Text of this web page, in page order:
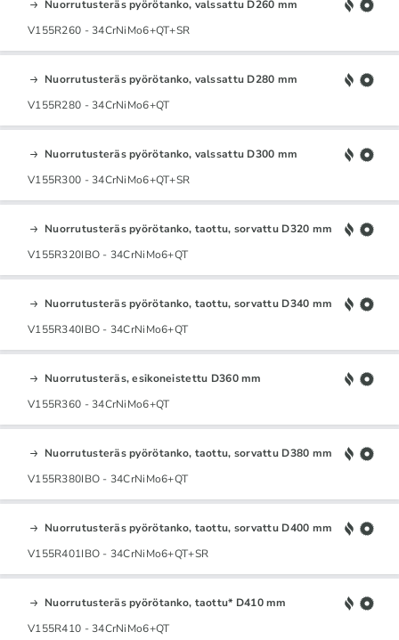
Nuorrutusteräs pyörötanko, valssattu D260 mm
V155R260 - 34CrNiMo6+QT+SR
Nuorrutusteräs pyörötanko, valssattu D280 mm
V155R280 - 34CrNiMo6+QT
Nuorrutusteräs pyörötanko, valssattu D300 mm
V155R300 - 34CrNiMo6+QT+SR
Nuorrutusteräs pyörötanko, taottu, sorvattu D320 mm
V155R320IBO - 34CrNiMo6+QT
Nuorrutusteräs pyörötanko, taottu, sorvattu D340 mm
V155R340IBO - 34CrNiMo6+QT
Nuorrutusteräs, esikoneistettu D360 mm
V155R360 - 34CrNiMo6+QT
Nuorrutusteräs pyörötanko, taottu, sorvattu D380 mm
V155R380IBO - 34CrNiMo6+QT
Nuorrutusteräs pyörötanko, taottu, sorvattu D400 mm
V155R401IBO - 34CrNiMo6+QT+SR
Nuorrutusteräs pyörötanko, taottu* D410 mm
V155R410 - 34CrNiMo6+QT